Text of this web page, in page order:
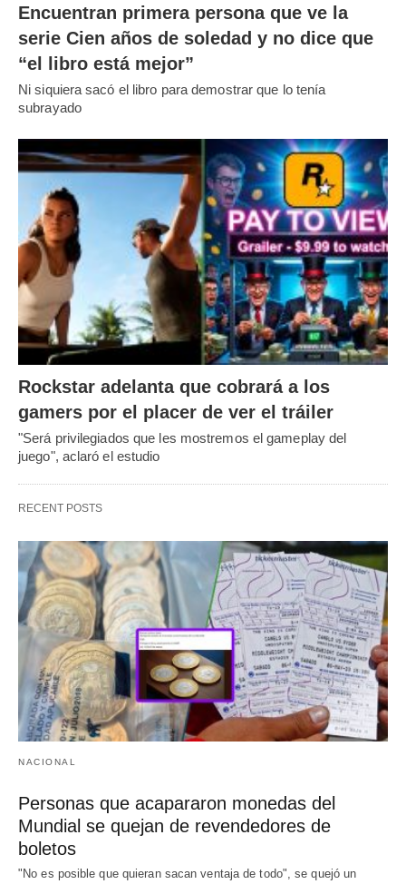
Encuentran primera persona que ve la
serie Cien años de soledad y no dice que
“el libro está mejor”
Ni siquiera sacó el libro para demostrar que lo tenía
subrayado
Rockstar adelanta que cobrará a los
gamers por el placer de ver el tráiler
"Será privilegiados que les mostremos el gameplay del
juego", aclaró el estudio
RECENT POSTS
NACIONAL
Personas que acapararon monedas del
Mundial se quejan de revendedores de
boletos
"No es posible que quieran sacan ventaja de todo", se quejó un